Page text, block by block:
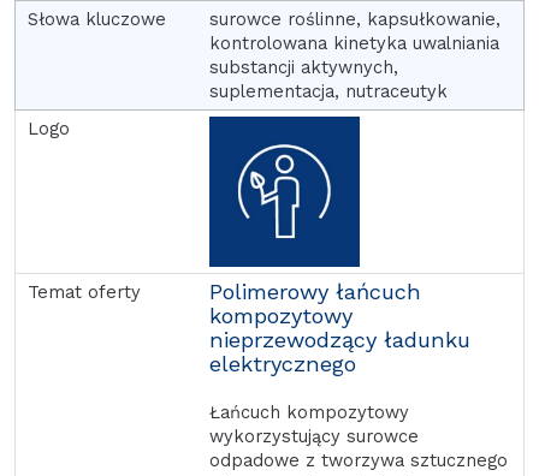
surowce roślinne, kapsułkowanie,
kontrolowana kinetyka uwalniania
substancji aktywnych,
suplementacja, nutraceutyk
Polimerowy łańcuch
kompozytowy
nieprzewodzący ładunku
elektrycznego
Łańcuch kompozytowy
wykorzystujący surowce
odpadowe z tworzywa sztucznego